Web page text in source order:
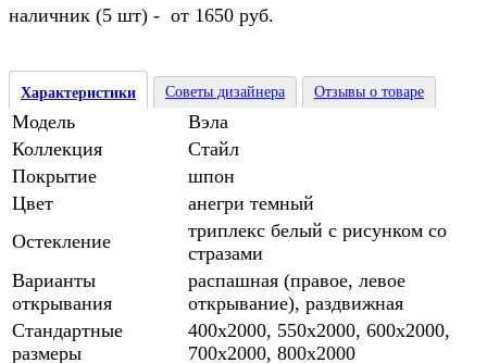
наличник (5 шт) - от 1650 руб.
Характеристики Советы дизайнера Отзывы о товаре
Модель
Вэла
Коллекция
Стайл
Покрытие
шпон
Цвет
анегри темный
Остекление
триплекс белый с рисунком со
стразами
Варианты
открывания
распашная (правое, левое
открывание), раздвижная
Стандартные
размеры
400х2000, 550х2000, 600х2000,
700х2000, 800х2000